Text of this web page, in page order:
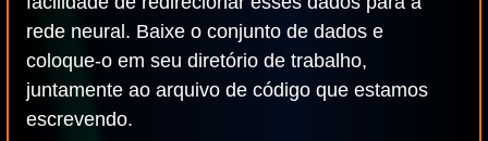
rede neural. Baixe o conjunto de dados e
coloque-o em seu diretório de trabalho,
juntamente ao arquivo de código que estamos
escrevendo.